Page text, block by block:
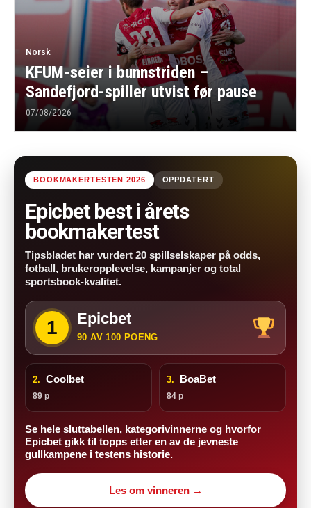
Norsk
KFUM-seier i bunnstriden –
Sandefjord-spiller utvist før pause
07/08/2026
BOOKMAKERTESTEN 2026 OPPDATERT
Epicbet best i årets
bookmakertest
Tipsbladet har vurdert 20 spillselskaper på odds,
fotball, brukeropplevelse, kampanjer og total
sportsbook-kvalitet.
1 Epicbet
90 AV 100 POENG
2. Coolbet
89 p
3. BoaBet
84 p
Se hele sluttabellen, kategorivinnerne og hvorfor
Epicbet gikk til topps etter en av de jevneste
gullkampene i testens historie.
Les om vinneren →